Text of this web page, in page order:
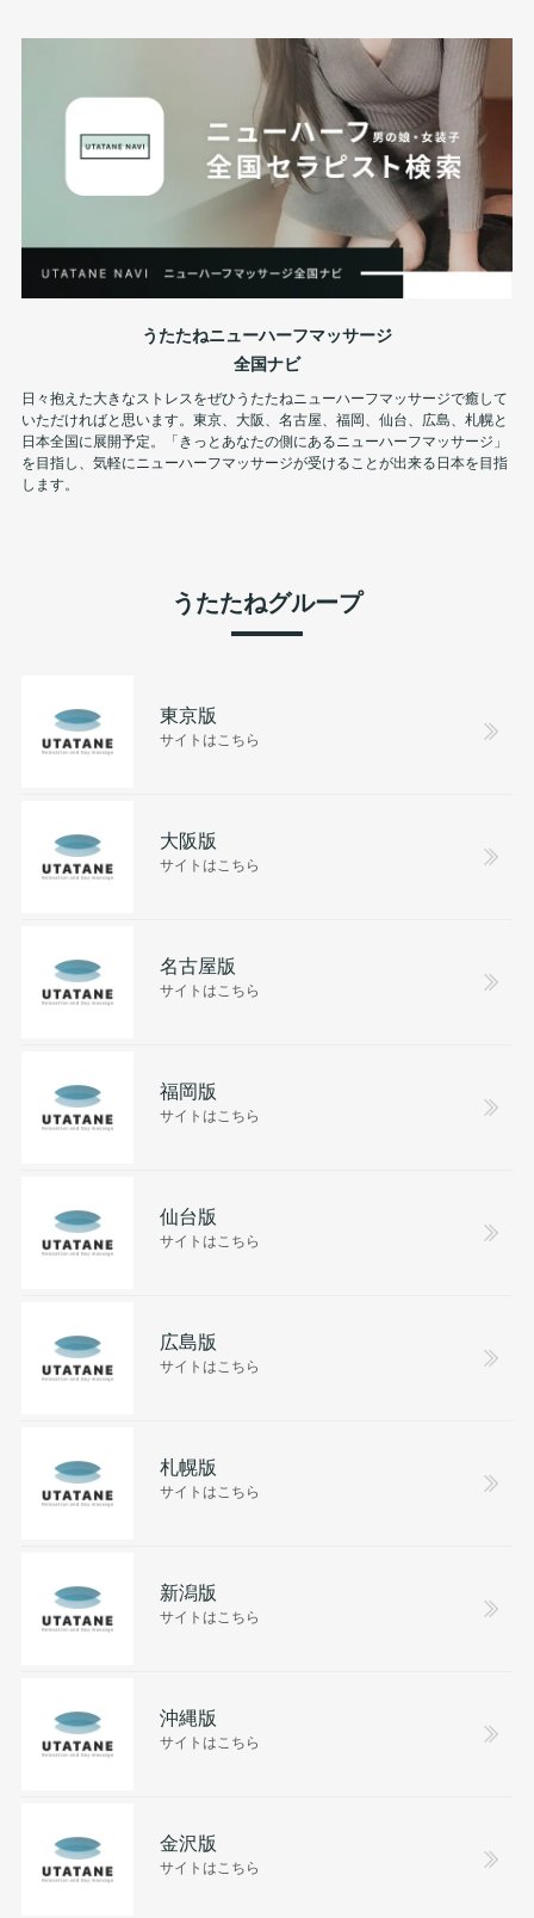
うたたねニューハーフマッサージ
全国ナビ
日々抱えた大きなストレスをぜひうたたねニューハーフマッサージで癒して
いただければと思います。東京、大阪、名古屋、福岡、仙台、広島、札幌と
日本全国に展開予定。「きっとあなたの側にあるニューハーフマッサージ」
を目指し、気軽にニューハーフマッサージが受けることが出来る日本を目指
します。
うたたねグループ
東京版
サイトはこちら
大阪版
サイトはこちら
名古屋版
サイトはこちら
福岡版
サイトはこちら
仙台版
サイトはこちら
広島版
サイトはこちら
札幌版
サイトはこちら
新潟版
サイトはこちら
沖縄版
サイトはこちら
金沢版
サイトはこちら